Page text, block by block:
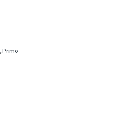
,Primo